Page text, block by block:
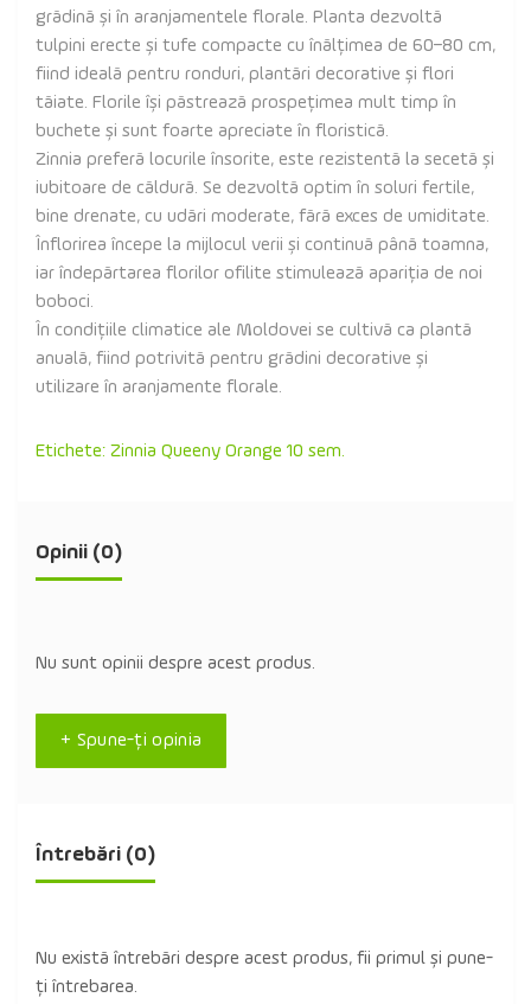
grădină și în aranjamentele florale. Planta dezvoltă
tulpini erecte și tufe compacte cu înălțimea de 60–80 cm,
fiind ideală pentru ronduri, plantări decorative și flori
tăiate. Florile își păstrează prospețimea mult timp în
buchete și sunt foarte apreciate în floristică.
Zinnia preferă locurile însorite, este rezistentă la secetă și
iubitoare de căldură. Se dezvoltă optim în soluri fertile,
bine drenate, cu udări moderate, fără exces de umiditate.
Înflorirea începe la mijlocul verii și continuă până toamna,
iar îndepărtarea florilor ofilite stimulează apariția de noi
boboci.
În condițiile climatice ale Moldovei se cultivă ca plantă
anuală, fiind potrivită pentru grădini decorative și
utilizare în aranjamente florale.
Etichete: Zinnia Queeny Orange 10 sem.
Opinii (0)
Nu sunt opinii despre acest produs.
+ Spune-ţi opinia
Întrebări (0)
Nu există întrebări despre acest produs, fii primul și pune-
ți întrebarea.